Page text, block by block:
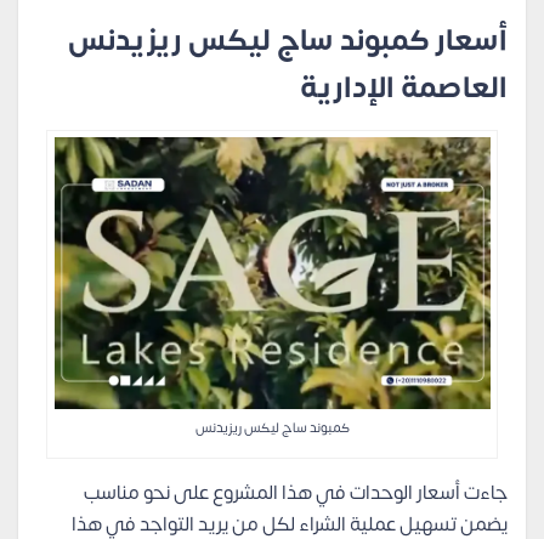
أسعار كمبوند ساج ليكس ريزيدنس
العاصمة الإدارية
كمبوند ساج ليكس ريزيدنس
جاءت أسعار الوحدات في هذا المشروع على نحو مناسب
يضمن تسهيل عملية الشراء لكل من يريد التواجد في هذا